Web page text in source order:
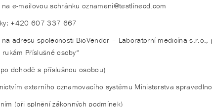
e-mailovou schránku oznameni@testlinecd.com
+420 607 337 667
na adresu společnosti BioVendor – Laboratorní medicína
rukám Příslušné osoby“
dohodě s příslušnou osobou)
externího oznamovacího systému Ministerstva
(při splnění zákonných podmínek)